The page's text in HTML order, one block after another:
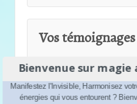
Vos témoignages
Astuce
Dounia dansAstuce
rabeledansAstuce
kaderdansAstuce
Bienvenue sur magie
Manifestez l'Invisible, Harmonisez
énergies qui vous entourent ?